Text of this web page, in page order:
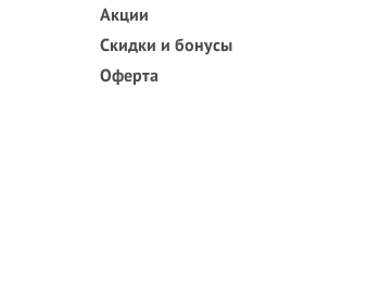
Акции
Скидки и бонусы
Оферта